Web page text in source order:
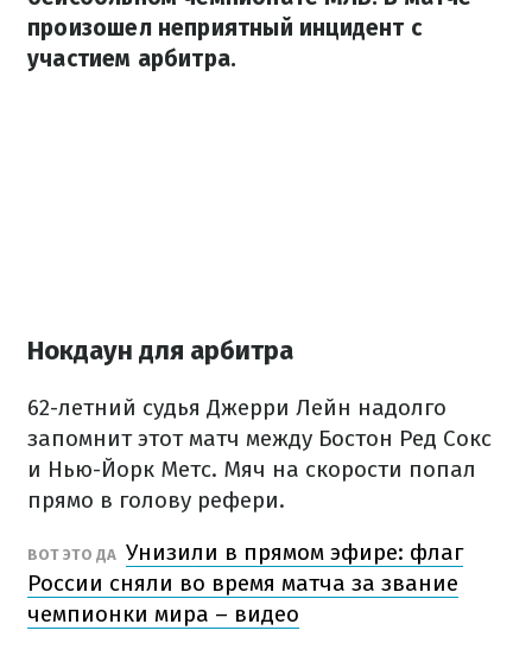
произошел неприятный инцидент с
участием арбитра.
Нокдаун для арбитра
62-летний судья Джерри Лейн надолго
запомнит этот матч между Бостон Ред Сокс
и Нью-Йорк Метс. Мяч на скорости попал
прямо в голову рефери.
ВОТ ЭТО ДА Унизили в прямом эфире: флаг
России сняли во время матча за звание
чемпионки мира – видео